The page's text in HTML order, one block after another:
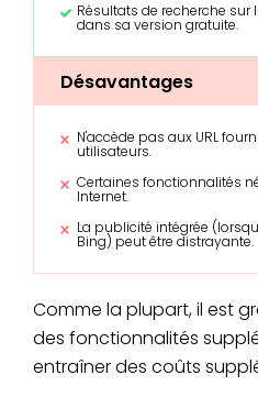
Résultats de recherche sur
dans sa version gratuite.
Désavantages
N'accède pas aux URL
utilisateurs.
Certaines fonctionnalités
Internet.
La publicité intégrée
Bing) peut être distrayante.
Comme la plupart, il est
des fonctionnalités
entraîner des coûts